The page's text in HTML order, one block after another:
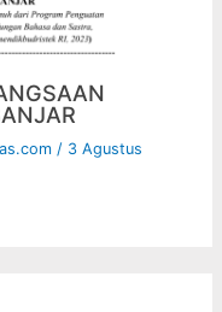
/ 3 Agustus